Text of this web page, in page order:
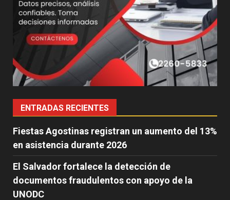
ENTRADAS RECIENTES
Fiestas Agostinas registran un aumento del 13%
en asistencia durante 2026
El Salvador fortalece la detección de
documentos fraudulentos con apoyo de la
UNODC